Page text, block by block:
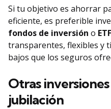
Si tu objetivo es ahorrar
eficiente, es preferible
fondos de inversión o
transparentes, flexibles y
bajos que los seguros
Otras
jubilación